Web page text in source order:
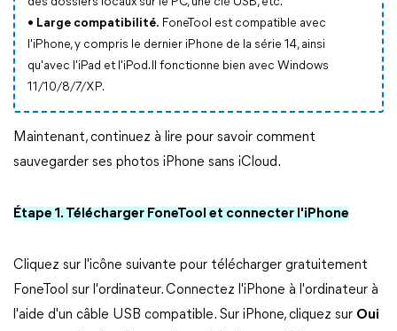
• Large compatibilité. FoneTool est compatible avec
l'iPhone, y compris le dernier iPhone de la série 14, ainsi
qu'avec l'iPad et l'iPod. Il fonctionne bien avec Windows
11/10/8/7/XP.
Maintenant, continuez à lire pour savoir comment
sauvegarder ses photos iPhone sans iCloud.
Étape 1. Télécharger FoneTool et connecter l'iPhone
Cliquez sur l'icône suivante pour télécharger gratuitement
FoneTool sur l'ordinateur. Connectez l'iPhone à l'ordinateur à
l'aide d'un câble USB compatible. Sur iPhone, cliquez sur Oui